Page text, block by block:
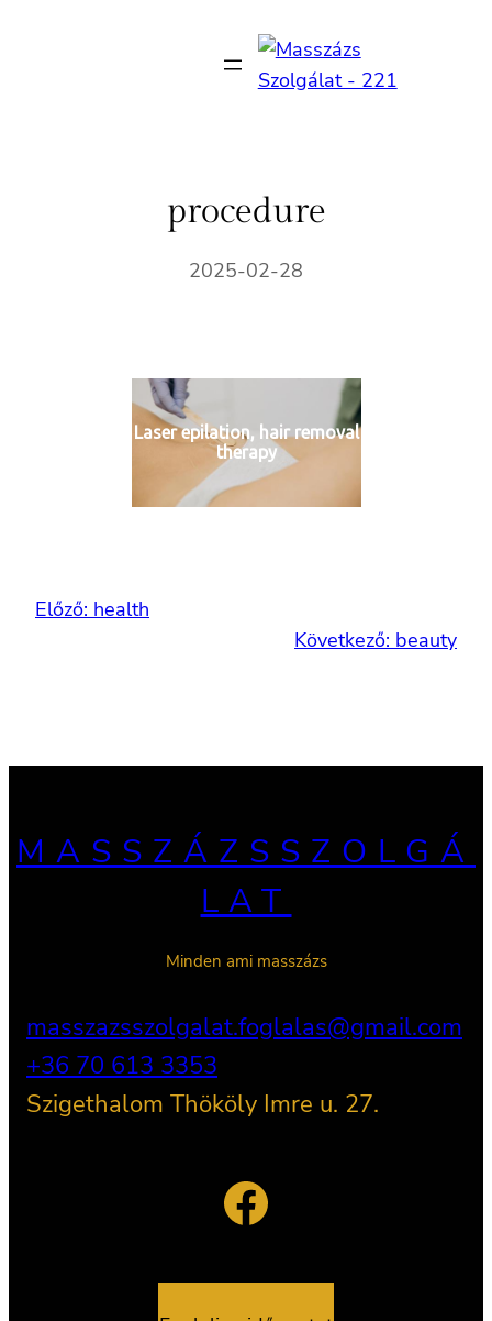
procedure
2025-02-28
Laser epilation, hair removal
therapy
Előző: health
Következő: beauty
MASSZÁZSSZOLGÁ
LAT
Minden ami masszázs
masszazsszolgalat.foglalas@gmail.com
+36 70 613 3353
Szigethalom Thököly Imre u. 27.
Facebook